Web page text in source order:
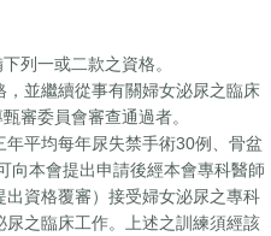
列一或二款之資格。
並繼續從事有關婦女泌尿之臨床
審委員會審查通過者。
平均每年尿失禁手術30例、骨盆
向本會提出申請後經本會專科醫師
資格覆審）接受婦女泌尿之專科
之臨床工作。上述之訓練須經該